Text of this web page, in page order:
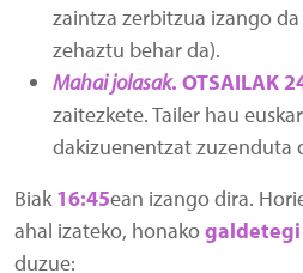
zaintza zerbitzua izango
zehaztu behar da).
Mahai jolasak. OTSAILAK
zaitezkete. Tailer hau
dakizuenentzat zuzenduta
Biak16:45ean izango dira.
ahal izateko, honakogaldetegi
duzue: